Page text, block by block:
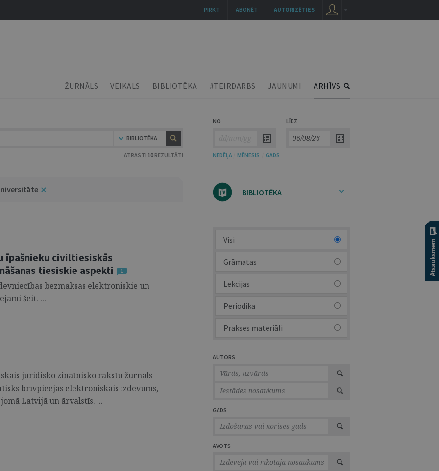
ŽURNĀLS VEIKALS BIBLIOTĒKA #TEIRDARBS JAUNUMI ARHĪVS
BIBLIOTĒKA
ATRASTI 10 REZULTĀTI
NO LĪDZ
NEDĒĻA MĒNESIS GADS
īpašnieku civiltiesiskās
tiesiskie aspekti
1
bezmaksas elektroniskie un
šeit. ...
juridisko zinātnisko rakstu žurnāls
brīvpieejas elektroniskais izdevums,
Latvijā un ārvalstīs. ...
BIBLIOTĒKA
Visi
Grāmatas
Lekcijas
Periodika
Prakses materiāli
AUTORS
GADS
AVOTS
AUTORIZĒTIES
ABONĒT
PIRKT